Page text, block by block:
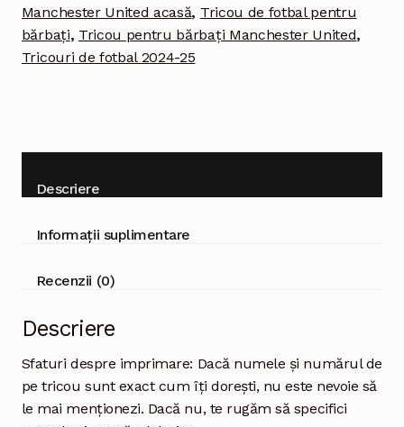
Manchester United acasă, Tricou de fotbal pentru
bărbați, Tricou pentru bărbați Manchester United,
Tricouri de fotbal 2024-25
Descriere
Informații suplimentare
Recenzii (0)
Descriere
Sfaturi despre imprimare: Dacă numele și numărul de
pe tricou sunt exact cum îți dorești, nu este nevoie să
le mai menționezi. Dacă nu, te rugăm să specifici